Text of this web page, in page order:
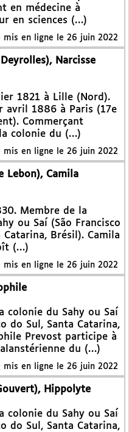
en médecine à
en sciences (…)
mis en ligne le 26 juin 2022
Narcisse
1821 à Lille (Nord).
avril 1886 à Paris (17e
Commerçant
colonie du (…)
mis en ligne le 26 juin 2022
Lebon), Camila
Membre de la
ou Saí (São Francisco
Catarina, Brésil). Camila
(…)
mis en ligne le 26 juin 2022
colonie du Sahy ou Saí
do Sul, Santa Catarina,
Prevost participe à
du (…)
mis en ligne le 26 juin 2022
Hippolyte
colonie du Sahy ou Saí
do Sul, Santa Catarina,